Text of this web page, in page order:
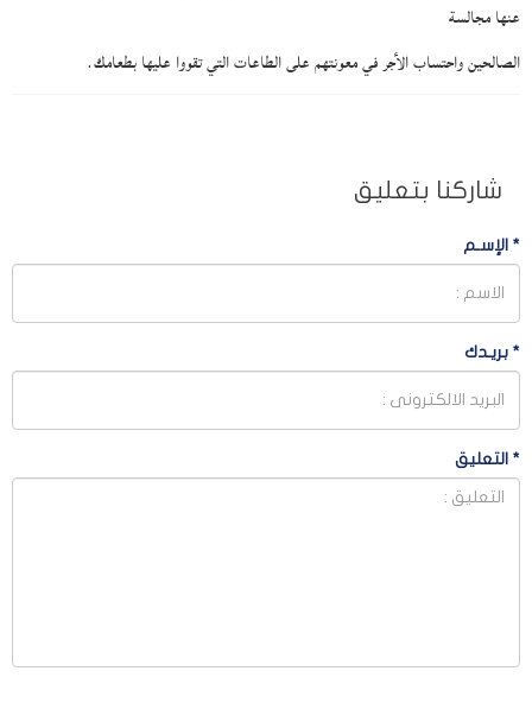
عنها مجالسة
الصالحين واحتساب الأجر في معونتهم على الطاعات التي تقووا عليها بطعامك.
شاركنا بتعليق
* الإسـم
* بريـدك
* التعليق